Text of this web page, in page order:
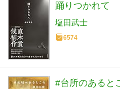
踊りつかれて
塩田武士
6574
#台所のあると